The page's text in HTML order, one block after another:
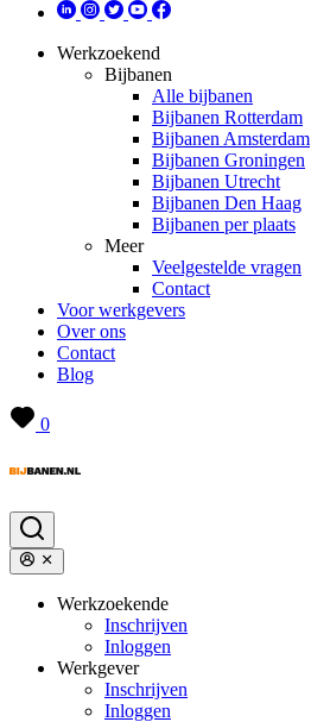
Werkzoekend
Bijbanen
Alle bijbanen
Bijbanen Rotterdam
Bijbanen Amsterdam
Bijbanen Groningen
Bijbanen Utrecht
Bijbanen Den Haag
Bijbanen per plaats
Meer
Veelgestelde vragen
Contact
Voor werkgevers
Over ons
Contact
Blog
0
Werkzoekende
Inschrijven
Inloggen
Werkgever
Inschrijven
Inloggen